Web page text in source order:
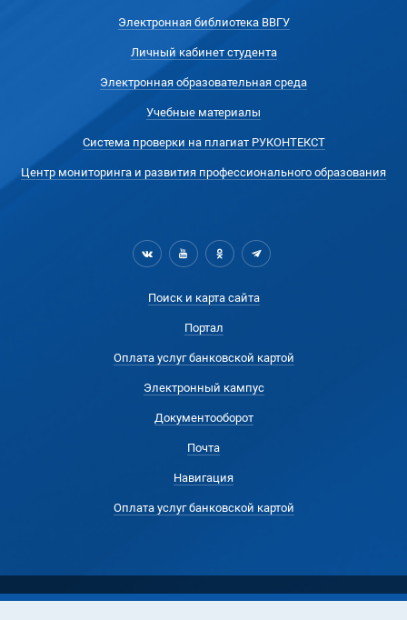
Электронная библиотека ВВГУ
Личный кабинет студента
Электронная образовательная среда
Учебные материалы
Система проверки на плагиат РУКОНТЕКСТ
Центр мониторинга и развития профессионального образования
Поиск и карта сайта
Портал
Оплата услуг банковской картой
Электронный кампус
Документооборот
Почта
Навигация
Оплата услуг банковской картой